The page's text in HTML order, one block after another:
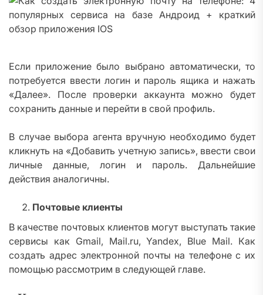
Если приложение было выбрано автоматически, то
потребуется ввести логин и пароль ящика и нажать
«Далее». После проверки аккаунта можно будет
сохранить данные и перейти в свой профиль.
В случае выбора агента вручную необходимо будет
кликнуть на «Добавить учетную запись», ввести свои
личные данные, логин и пароль. Дальнейшие
действия аналогичны.
Почтовые клиенты
В качестве почтовых клиентов могут выступать такие
сервисы как Gmail, Mail.ru, Yandex, Blue Mail. Как
создать адрес электронной почты на телефоне с их
помощью рассмотрим в следующей главе.